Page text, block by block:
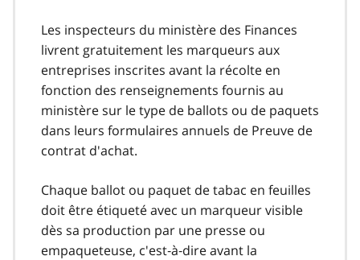
Les inspecteurs du ministère des Finances
livrent gratuitement les marqueurs aux
entreprises inscrites avant la récolte en
fonction des renseignements fournis au
ministère sur le type de ballots ou de paquets
dans leurs formulaires annuels de Preuve de
contrat d'achat.
Chaque ballot ou paquet de tabac en feuilles
doit être étiqueté avec un marqueur visible
dès sa production par une presse ou
empaqueteuse, c'est‑à‑dire avant la